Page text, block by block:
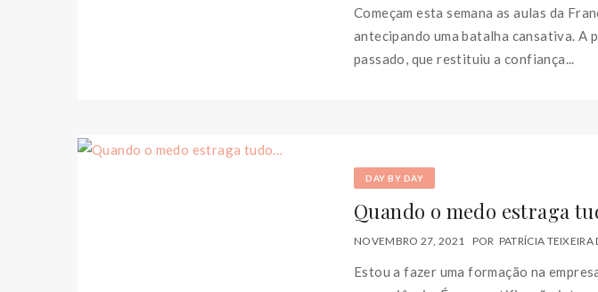
Começam esta semana as aulas da
antecipando uma batalha cansativa. A
passado, que restituiu a confiança...
DAY BY DAY
Quando o medo estraga
NOVEMBRO 27, 2021 POR PATRÍCIA TEIXEIRA
Estou a fazer uma formação na